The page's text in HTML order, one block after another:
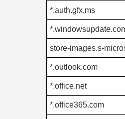
*.auth.gfx.ms
store-images.s-
*.outlook.com
*.office.net
*.office365.com